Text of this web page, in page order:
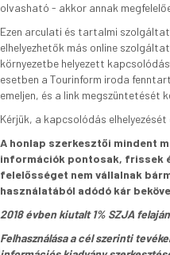
olvasható - akkor annak
Ezen arculati és tartalmi
elhelyezhetők más online
környezetbe helyezett
esetben a Tourinform iroda
emeljen, és a link megszüntetését
Kérjük, a kapcsolódás elhelyezését
A honlap szerkesztői mindent
információk pontosak, frissek
felelősséget nem vállalnak
használatából adódó kár
2018 évben kiutalt 1% SZJA
Felhasználása a cél szerinti